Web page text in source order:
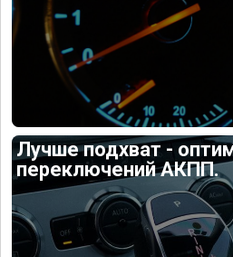
Лучше подхват -
переключений АКПП.